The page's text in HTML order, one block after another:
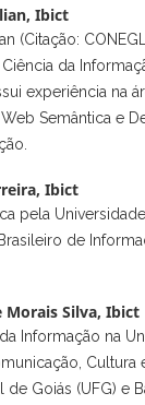
Ibict
(Citação:
da
experiência na
Semântica e
Ibict
pela
de
Morais Silva, Ibict
Informação na
Cultura
de Goiás (UFG) e